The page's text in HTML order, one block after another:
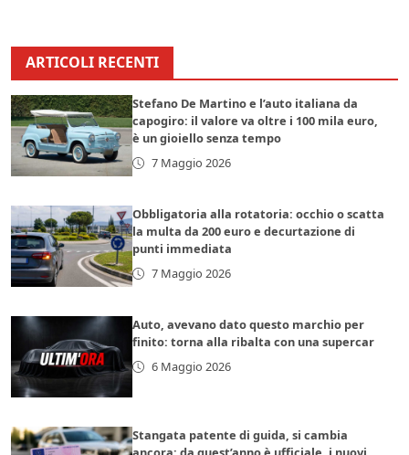
ARTICOLI RECENTI
Stefano De Martino e l’auto italiana da
capogiro: il valore va oltre i 100 mila euro,
è un gioiello senza tempo
7 Maggio 2026
Obbligatoria alla rotatoria: occhio o scatta
la multa da 200 euro e decurtazione di
punti immediata
7 Maggio 2026
Auto, avevano dato questo marchio per
finito: torna alla ribalta con una supercar
6 Maggio 2026
Stangata patente di guida, si cambia